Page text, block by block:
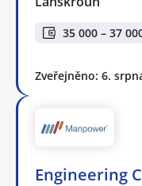
35 000 – 37
Zveřejněno: 6.
Engineering